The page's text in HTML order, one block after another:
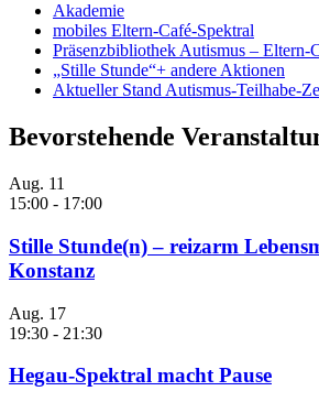
Akademie
mobiles Eltern-Café-Spektral
Präsenzbibliothek Autismus – Eltern-
„Stille Stunde“+ andere Aktionen
Aktueller Stand Autismus-Teilhabe-
Bevorstehende
Aug. 11
15:00 - 17:00
Stille Stunde(n) – reizarm
Konstanz
Aug. 17
19:30 - 21:30
Hegau-Spektral macht Pause